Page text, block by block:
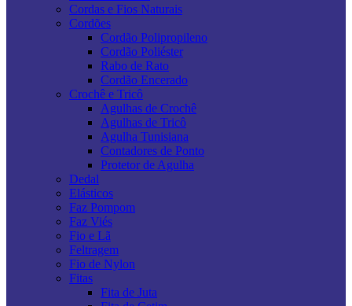
Cordas e Fios Naturais
Cordões
Cordão Polipropileno
Cordão Poliéster
Rabo de Rato
Cordão Encerado
Crochê e Tricô
Agulhas de Crochê
Agulhas de Tricô
Agulha Tunisiana
Contadores de Ponto
Protetor de Agulha
Dedal
Elásticos
Faz Pompom
Faz Viés
Fio e Lã
Feltragem
Fio de Nylon
Fitas
Fita de Juta